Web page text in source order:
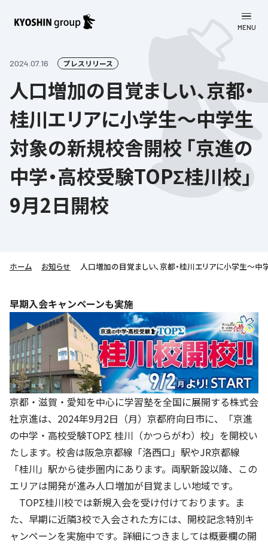
MENU
会社案内
会社案内
企業理念
教育理念
社長挨拶
沿革
本社所在地
京進グループが目指す姿
子会社および関係会社
フランチャイズ事業
ソーシャルメディア公式アカウント
事業一覧
学習塾
学びの成果
学習塾について
京進グループの事業所
京進グループについて
サステナビリティ
お客さま満足度向上の取り組み
人材育成の取り組み
社会貢献活動
ミャンマーへの支援活動
オリジナルバッグプロジェクト
清華・京進発展フォーラム
立木奨学金
DX（デジタル変革）
DXビジョン・DX戦略
Kyoshin Digital Academy
卓越した安全・安心を目指して
株主・投資家向け情報
株主・投資家向け情報
株主・投資家の皆さまへ
連結業績・財務
IRライブラリー
IRカレンダー
ディスクロージャーポリシー
よくあるご質問
免責事項
IRお問合せ
採用情報
新卒採用情報
新卒採用デジタルパンフレット
中途採用
講師（アルバイト）募集
保育事業 採用
日本語教育事業 採用
介護事業 採用
利用規約
特別警報発令時の授業について
Copyright © KYOSHIN Co., Ltd. All rights reserved.
2024.07.16 プレスリリース
人口増加の目覚ましい、京都・
桂川エリアに小学生～中学生
対象の新規校舎開校 「京進の
中学・高校受験TOPΣ桂川校」
9月2日開校
ホーム お知らせ 人口増加の目覚ましい、京都・桂川エリアに小学生～
早期入会キャンペーンも実施
京都・滋賀・愛知を中心に学習塾を全国に展開する株式会
社京進は、2024年9月2日（月）京都府向日市に、「京進
の中学・高校受験TOPΣ 桂川（かつらがわ）校」を開校い
たします。校舎は阪急京都線「洛西口」駅やJR京都線
「桂川」駅から徒歩圏内にあります。両駅新設以降、この
エリアは開発が進み人口増加が目覚ましい地域です。
TOPΣ桂川校では新規入会を受け付けております。ま
た、早期に近隣3校で入会された方には、開校記念特別キ
ャンペーンを実施中です。詳細につきましては概要欄の開